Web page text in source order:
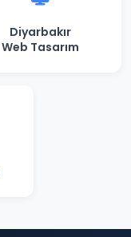
Diyarbakır
Web Tasarım